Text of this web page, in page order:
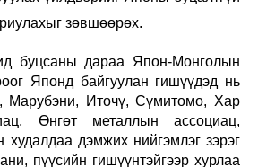
зөвшөөрөх.
буцсаны дараа Япон-Монголын
Японд байгуулан гишүүдэд нь
Марубэни, Иточү, Сүмитомо, Хар
Өнгөт металлын ассоциац,
дэмжих нийгэмлэг зэрэг
пүүсийн гишүүнтэйгээр хурлаа